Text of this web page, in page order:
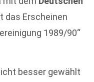
das Erscheinen
1989/90“
besser gewählt